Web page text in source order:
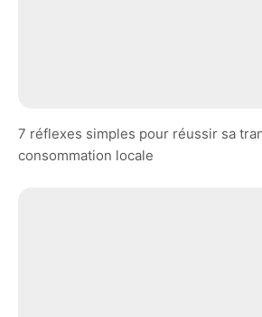
7 réflexes simples pour réussir sa
consommation locale